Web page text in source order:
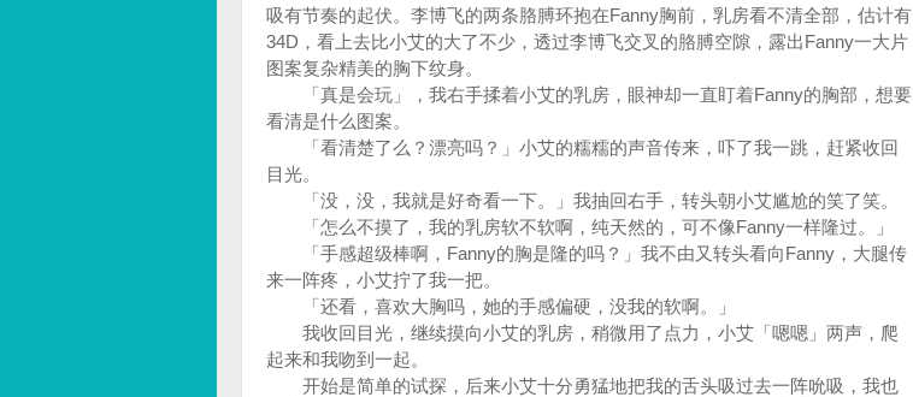
吸有节奏的起伏。李博飞的两条胳膊环抱在Fanny胸前，乳房看不清全部，估计有
34D，看上去比小艾的大了不少，透过李博飞交叉的胳膊空隙，露出Fanny一大片
图案复杂精美的胸下纹身。
「真是会玩」，我右手揉着小艾的乳房，眼神却一直盯着Fanny的胸部，想要
看清是什么图案。
「看清楚了么？漂亮吗？」小艾的糯糯的声音传来，吓了我一跳，赶紧收回
目光。
「没，没，我就是好奇看一下。」我抽回右手，转头朝小艾尴尬的笑了笑。
「怎么不摸了，我的乳房软不软啊，纯天然的，可不像Fanny一样隆过。」
「手感超级棒啊，Fanny的胸是隆的吗？」我不由又转头看向Fanny，大腿传
来一阵疼，小艾拧了我一把。
「还看，喜欢大胸吗，她的手感偏硬，没我的软啊。」
我收回目光，继续摸向小艾的乳房，稍微用了点力，小艾「嗯嗯」两声，爬
起来和我吻到一起。
开始是简单的试探，后来小艾十分勇猛地把我的舌头吸过去一阵吮吸，我也